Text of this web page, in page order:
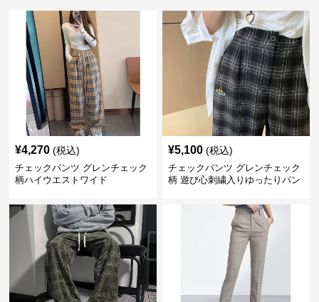
¥4,270 (税込)
チェックパンツ グレンチェック
柄ハイウエストワイド
¥5,100 (税込)
チェックパンツ グレンチェック
柄 遊び心刺繍入りゆったりパン